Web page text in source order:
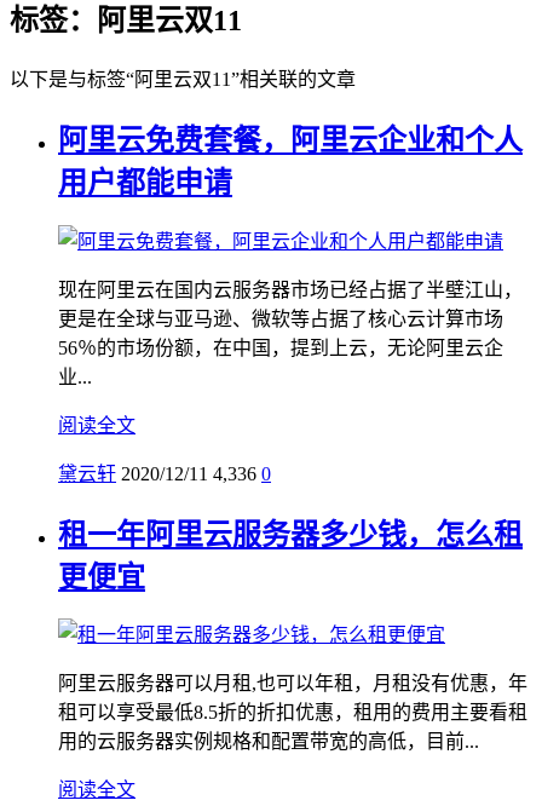
标签：阿里云双11
以下是与标签“阿里云双11”相关联的文章
阿里云免费套餐，阿里云企业和个人
用户都能申请
现在阿里云在国内云服务器市场已经占据了半壁江山，
更是在全球与亚马逊、微软等占据了核心云计算市场
56％的市场份额，在中国，提到上云，无论阿里云企
业...
阅读全文
黛云轩 2020/12/11 4,336 0
租一年阿里云服务器多少钱，怎么租
更便宜
阿里云服务器可以月租,也可以年租，月租没有优惠，年
租可以享受最低8.5折的折扣优惠，租用的费用主要看租
用的云服务器实例规格和配置带宽的高低，目前...
阅读全文